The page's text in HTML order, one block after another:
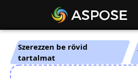
Szerezzen be rövid
tartalmat